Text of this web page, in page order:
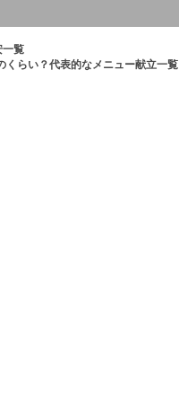
一覧
らい？代表的なメニュー献立一覧